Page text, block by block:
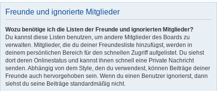
Freunde und ignorierte Mitglieder
Wozu benötige ich die Listen der Freunde und ignorierten Mitglieder?
Du kannst diese Listen benutzen, um andere Mitglieder des Boards zu
verwalten. Mitglieder, die du deiner Freundesliste hinzufügst, werden in
deinem persönlichen Bereich für den schnellen Zugriff aufgelistet. Du siehst
dort deren Onlinestatus und kannst ihnen schnell eine Private Nachricht
senden. Abhängig von dem Style, den du verwendest, können Beiträge deiner
Freunde auch hervorgehoben sein. Wenn du einen Benutzer ignorierst, dann
siehst du seine Beiträge standardmäßig nicht.